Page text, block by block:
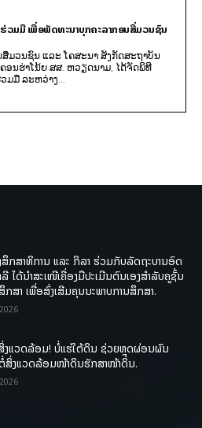
ວມມື ເພື່ອພັດທະນາບຸກຄະລາກອນສື່ມວນຊົນ
ມວນຊົນ ແລະ ໂຄສະນາ ສັງກັດສະຖາບັນ
ອນຮ່າໂນ້ຍ ສສ. ຫວຽດນາມ, ໄດ້ຈັດພິທີ
ມື ລະຫວ່າງ...
ສຶກສາທິການ ແລະ ກິລາ ຮ່ວມກັບລັດຖະບານອົດ
ລີ ໄດ້ນຳສະເໜີເຄື່ອງມືປະເມີນຕົນເອງສຳລັບຄູຊັ້ນ
ກສາ ເພື່ອສົ່ງເສີມຄຸນນະພາບການສຶກສາ.
ງແວດລ້ອມ! ບໍ່ແຮ່ໃຕ້ດິນ ຊ່ວຍຫຼຸດຜ່ອນຜົນ
ສິ່ງແວດລ້ອມໜ້າດິນຮັກສາໜ້າດິນ.